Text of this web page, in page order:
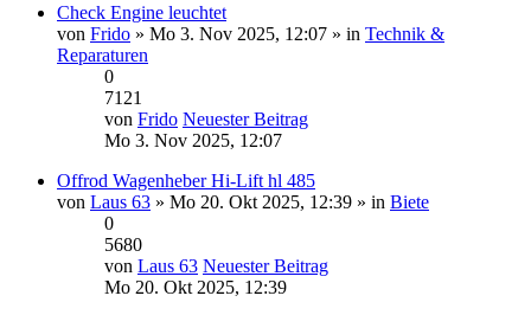
Check Engine leuchtet
von Frido » Mo 3. Nov 2025, 12:07 » in Technik &
Reparaturen
0
7121
von Frido Neuester Beitrag
Mo 3. Nov 2025, 12:07
Offrod Wagenheber Hi-Lift hl 485
von Laus 63 » Mo 20. Okt 2025, 12:39 » in Biete
0
5680
von Laus 63 Neuester Beitrag
Mo 20. Okt 2025, 12:39